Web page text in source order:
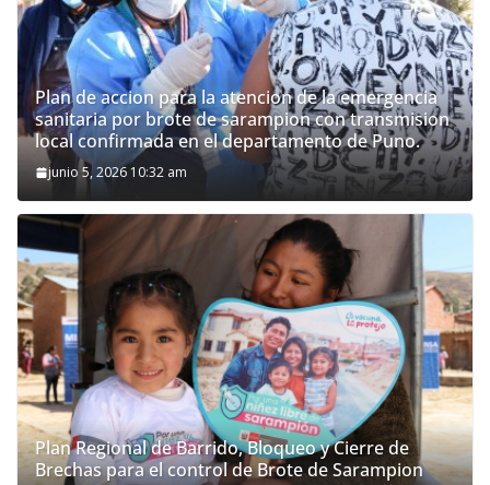
Plan de accion para la atencion de la emergencia
sanitaria por brote de sarampion con transmision
local confirmada en el departamento de Puno.
junio 5, 2026 10:32 am
Plan Regional de Barrido, Bloqueo y Cierre de
Brechas para el control de Brote de Sarampion